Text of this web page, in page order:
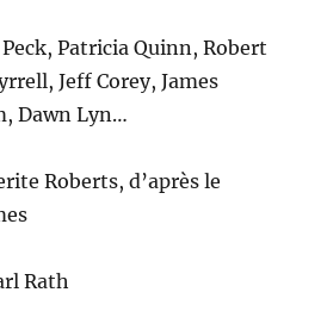
Patricia Quinn, Robert
Jeff Corey, James
Dawn Lyn…
Roberts, d’après le
Rath